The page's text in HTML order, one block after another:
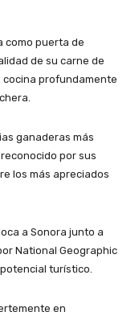
como puerta de
de su carne de
cocina profundamente
ganaderas más
por sus
los más apreciados
a Sonora junto a
National Geographic
turístico.
en